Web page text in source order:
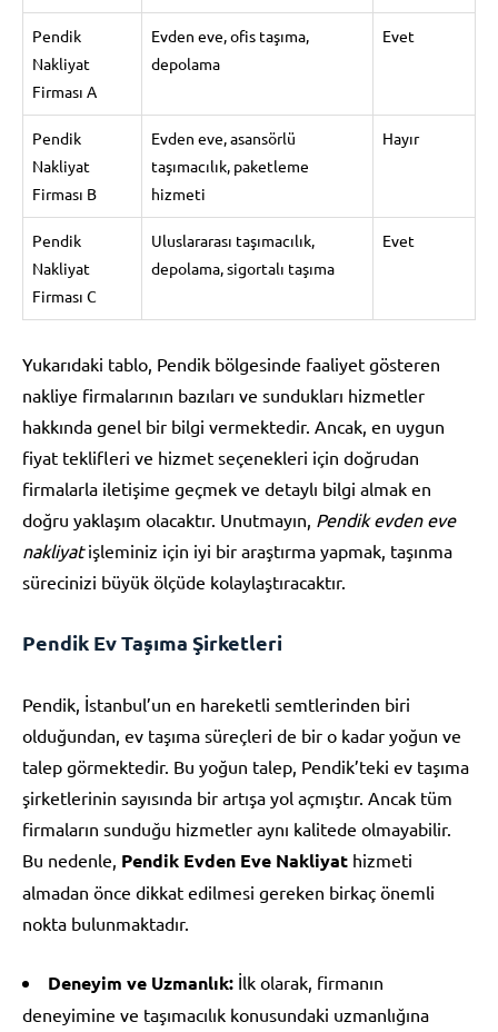
Pendik
Nakliyat
Firması A
Evden eve, ofis taşıma,
depolama
Evet
Pendik
Nakliyat
Firması B
Evden eve, asansörlü
taşımacılık, paketleme
hizmeti
Hayır
Pendik
Nakliyat
Firması C
Uluslararası taşımacılık,
depolama, sigortalı taşıma
Evet
Yukarıdaki tablo, Pendik bölgesinde faaliyet gösteren
nakliye firmalarının bazıları ve sundukları hizmetler
hakkında genel bir bilgi vermektedir. Ancak, en uygun
fiyat teklifleri ve hizmet seçenekleri için doğrudan
firmalarla iletişime geçmek ve detaylı bilgi almak en
doğru yaklaşım olacaktır. Unutmayın, Pendik evden eve
nakliyatişleminiz için iyi bir araştırma yapmak, taşınma
sürecinizi büyük ölçüde kolaylaştıracaktır.
Pendik Ev Taşıma Şirketleri
Pendik, İstanbul’un en hareketli semtlerinden biri
olduğundan, ev taşıma süreçleri de bir o kadar yoğun ve
talep görmektedir. Bu yoğun talep, Pendik’teki ev taşıma
şirketlerinin sayısında bir artışa yol açmıştır. Ancak tüm
firmaların sunduğu hizmetler aynı kalitede olmayabilir.
Bu nedenle, Pendik Evden Eve Nakliyat hizmeti
almadan önce dikkat edilmesi gereken birkaç önemli
nokta bulunmaktadır.
Deneyim ve Uzmanlık: İlk olarak, firmanın
deneyimine ve taşımacılık konusundaki uzmanlığına